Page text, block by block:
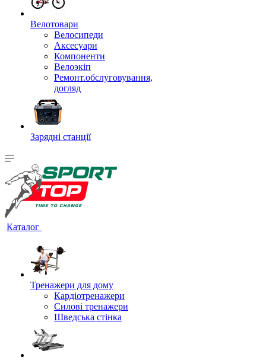
Велотовари
Велосипеди
Аксесуари
Компоненти
Велоэкіп
Ремонт.обслуговування,
догляд
Зарядні станції
Каталог
Тренажери для дому
Кардіотренажери
Силові тренажери
Шведська стінка